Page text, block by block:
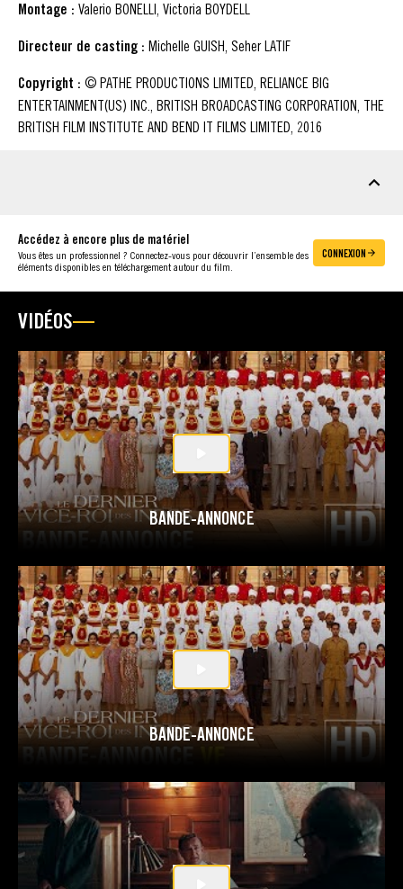
Montage : Valerio BONELLI, Victoria BOYDELL
Directeur de casting : Michelle GUISH, Seher LATIF
Copyright : © PATHE PRODUCTIONS LIMITED, RELIANCE BIG
ENTERTAINMENT(US) INC., BRITISH BROADCASTING CORPORATION, THE
BRITISH FILM INSTITUTE AND BEND IT FILMS LIMITED, 2016
Accédez à encore plus de matériel
Vous êtes un professionnel ? Connectez-vous pour découvrir l’ensemble des
éléments disponibles en téléchargement autour du film.
CONNEXION
VIDÉOS
BANDE-ANNONCE
BANDE-ANNONCE